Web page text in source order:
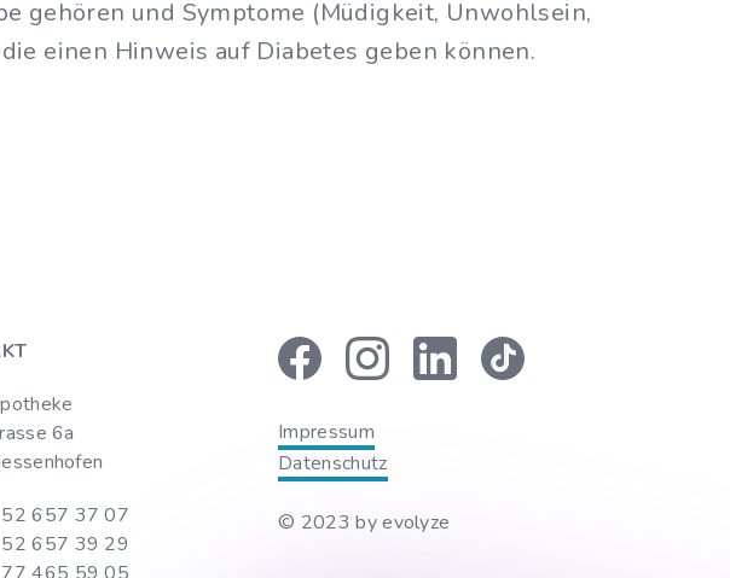
gehören und Symptome (Müdigkeit, Unwohlsein,
einen Hinweis auf Diabetes geben können.
6a
657 37 07
657 39 29
Impressum
Datenschutz
© 2023 byevolyze